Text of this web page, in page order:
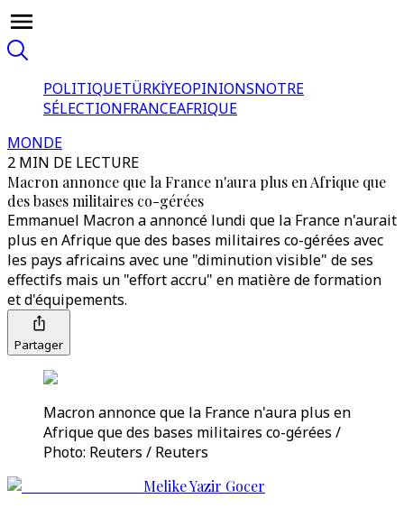
POLITIQUETÜRKİYEOPINIONSNOTRE
SÉLECTIONFRANCEAFRIQUE
MONDE
2 MIN DE LECTURE
Macron annonce que la France n'aura plus en Afrique que
des bases militaires co-gérées
Emmanuel Macron a annoncé lundi que la France n'aurait
plus en Afrique que des bases militaires co-gérées avec
les pays africains avec une "diminution visible" de ses
effectifs mais un "effort accru" en matière de formation
et d'équipements.
Partager
Macron annonce que la France n'aura plus en
Afrique que des bases militaires co-gérées /
Photo: Reuters / Reuters
Melike Yazir Gocer